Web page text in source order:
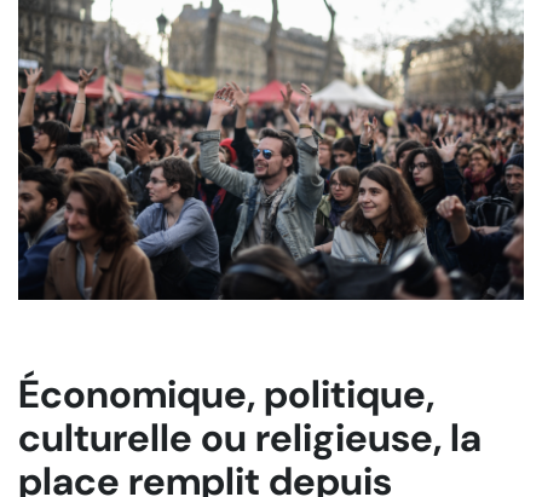
Économique, politique,
culturelle ou religieuse, la
place remplit depuis